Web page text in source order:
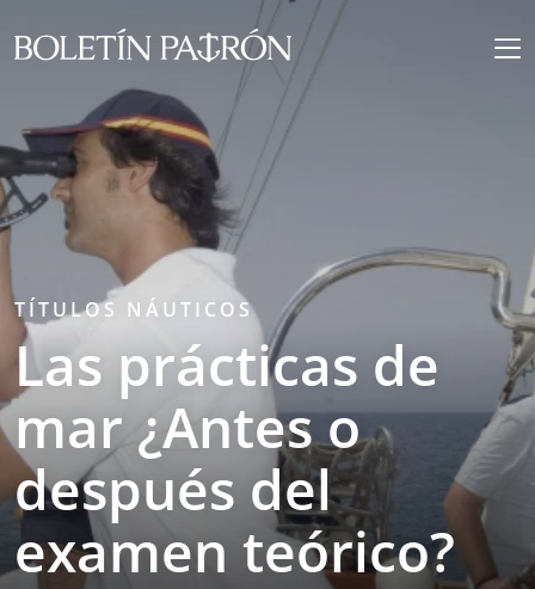
TÍTULOS NÁUTICOS
Las prácticas de
mar ¿Antes o
después del
examen teórico?